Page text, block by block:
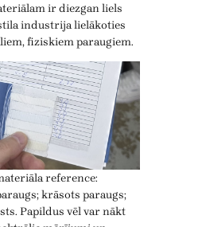
ir diezgan liels
industrija lielākoties
fiziskiem paraugiem.
reference:
krāsots paraugs;
Papildus vēl var nākt